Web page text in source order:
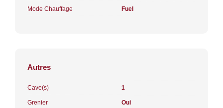
Mode Chauffage Fuel
Autres
Cave(s) 1
Grenier Oui